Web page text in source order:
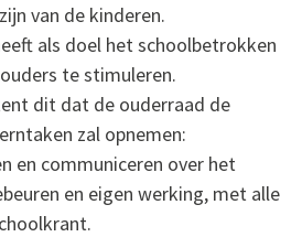
van de kinderen.
als doel het schoolbetrokken
te stimuleren.
dit dat de ouderraad de
zal opnemen:
communiceren over het
en eigen werking, met alle